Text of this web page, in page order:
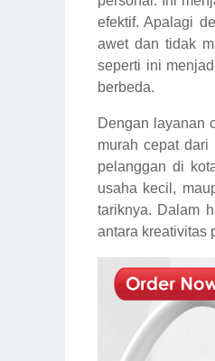
efektif. Apalagi
awet dan tidak
seperti ini
berbeda.
Dengan layanan
murah cepat
pelanggan di
usaha kecil,
tariknya. Dalam
antara kreativitas